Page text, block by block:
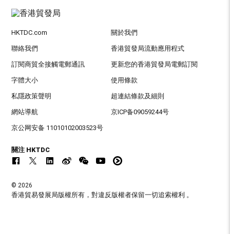
HKTDC.com 關於我們
聯絡我們 香港貿發局流動應用程式
訂閱商貿全接觸電郵通訊 更新您的香港貿發局電郵訂閱
字體大小 使用條款
私隱政策聲明 超連結條款及細則
網站導航 京ICP备09059244号
京公网安备 11010102003523号
關注 HKTDC
© 2026
香港貿易發展局版權所有，對違反版權者保留一切追索權利 。